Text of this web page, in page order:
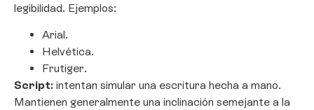
legibilidad. Ejemplos:
Arial.
Helvética.
Frutiger.
Script: intentan simular una escritura hecha a mano.
Mantienen generalmente una inclinación semejante a la